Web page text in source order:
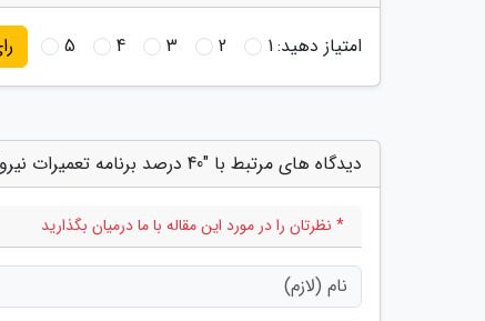
امتیاز دهید:1
2
3
4
5
دیدگاه های مرتبط با "40 درصد برنامه تعمیرات نیروگاه های کشور تمام شد"
* نظرتان را در مورد این مقاله با ما درمیان بگذارید